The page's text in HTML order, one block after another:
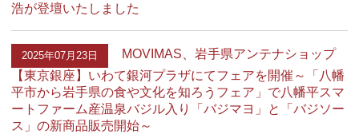
浩が登壇いたしました
2025年07月23日
MOVIMAS、岩手県アンテナショップ
【東京銀座】いわて銀河プラザにてフェアを開催～「八幡
平市から岩手県の食や文化を知ろうフェア」で八幡平スマ
ートファーム産温泉バジル入り「バジマヨ」と「バジソー
ス」の新商品販売開始～